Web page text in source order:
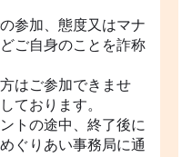
参加、態度又はマナ
ご自身のことを詐称
はご参加できませ
ております。
トの途中、終了後に
ぐりあい事務局に通